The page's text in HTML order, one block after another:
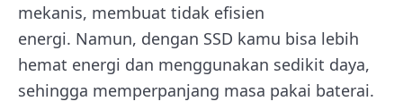
mekanis, membuat tidak efisien
energi. Namun, dengan SSD kamu bisa lebih
hemat energi dan menggunakan sedikit daya,
sehingga memperpanjang masa pakai baterai.